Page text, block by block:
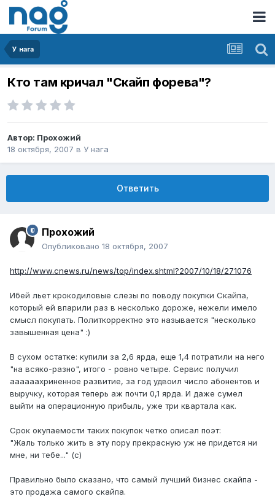
У нага
Кто там кричал "Скайп форева"?
Автор: Прохожий
18 октября, 2007 в У нага
Ответить
Прохожий
Опубликовано 18 октября, 2007
http://www.cnews.ru/news/top/index.shtml?2007/10/18/271076
Ибей льет крокодиловые слезы по поводу покупки Скайпа,
который ей впарили раз в несколько дороже, нежели имело
смысл покупать. Политкорректно это называется "несколько
завышенная цена" :)
В сухом остатке: купили за 2,6 ярда, еще 1,4 потратили на него
"на всяко-разно", итого - ровно четыре. Сервис получил
аааааахриненное развитие, за год удвоил число абонентов и
выручку, которая теперь аж почти 0,1 ярда. И даже сумел
выйти на операционную прибыль, уже три квартала как.
Срок окупаемости таких покупок четко описал поэт:
"Жаль только жить в эту пору прекрасную уж не придется ни
мне, ни тебе..." (с)
Правильно было сказано, что самый лучший бизнес скайпа -
это продажа самого скайпа.